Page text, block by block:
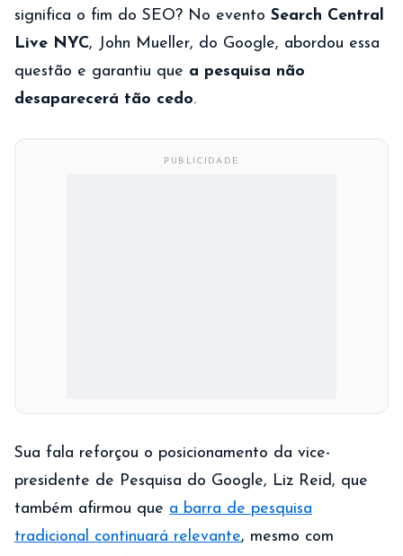
significa o fim do SEO? No evento Search Central
Live NYC, John Mueller, do Google, abordou essa
questão e garantiu que a pesquisa não
desaparecerá tão cedo.
PUBLICIDADE
Sua fala reforçou o posicionamento da vice-
presidente de Pesquisa do Google, Liz Reid, que
também afirmou que a barra de pesquisa
tradicional continuará relevante, mesmo com